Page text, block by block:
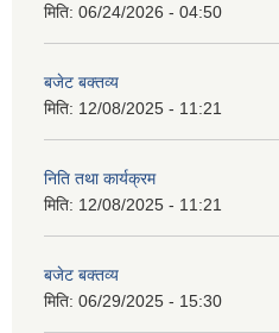
मिति: 06/24/2026 - 04:50
बजेट बक्तव्य
मिति: 12/08/2025 - 11:21
निति तथा कार्यक्रम
मिति: 12/08/2025 - 11:21
बजेट बक्तव्य
मिति: 06/29/2025 - 15:30